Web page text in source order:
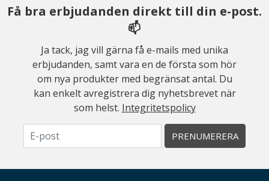
Få bra erbjudanden direkt till din e-post.
📫
Ja tack, jag vill gärna få e-mails med unika
erbjudanden, samt vara en de första som hör
om nya produkter med begränsat antal. Du
kan enkelt avregistrera dig nyhetsbrevet när
som helst. Integritetspolicy
PRENUMERERA